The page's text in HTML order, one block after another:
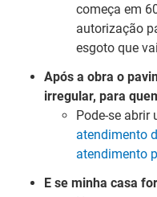
começa em
autorização
esgoto que
Após a obra o
irregular, para
Pode-se abrir
atendimento
atendimento
E se minha casa